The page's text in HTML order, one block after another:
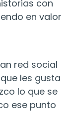
con
en valor
red social
les gusta
lo que se
ese punto